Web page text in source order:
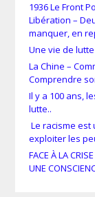
1936 Le Front
Libération –
manquer, en
Une vie de
La Chine –
Comprendre
Il y a 100 ans,
lutte..
Le racisme
exploiter les
FACE À LA
UNE